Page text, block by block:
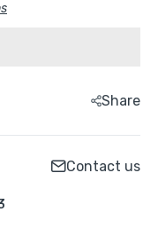
Share
Contact us